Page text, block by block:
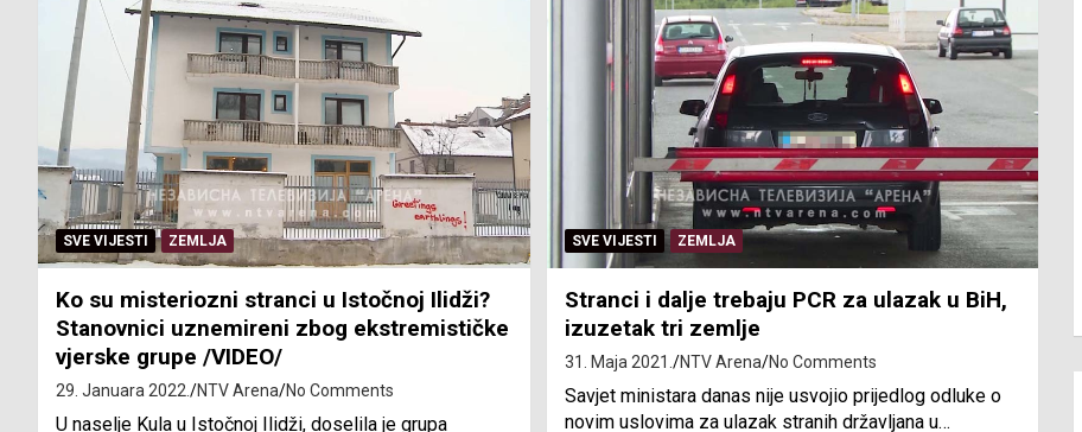
SVE VIJESTI ZEMLJA
Ko su misteriozni stranci u Istočnoj Ilidži?
Stanovnici uznemireni zbog ekstremističke
vjerske grupe /VIDEO/
29. Januara 2022. NTV Arena No Comments
U naselje Kula u Istočnoj Ilidži, doselila je grupa
SVE VIJESTI ZEMLJA
Stranci i dalje trebaju PCR za ulazak u BiH,
izuzetak tri zemlje
31. Maja 2021. NTV Arena No Comments
Savjet ministara danas nije usvojio prijedlog odluke o
novim uslovima za ulazak stranih državljana u…